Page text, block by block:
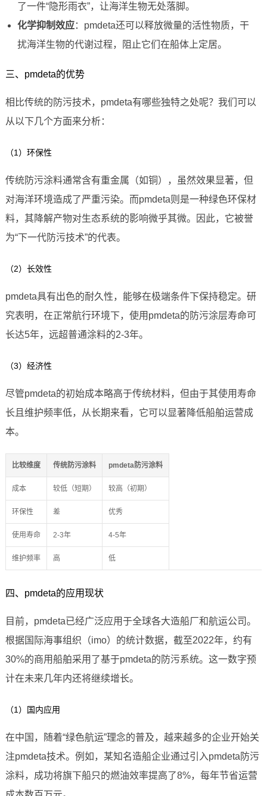
了一件“隐形雨衣”，让海洋生物无处落脚。
化学抑制效应：pmdeta还可以释放微量的活性物质，干
扰海洋生物的代谢过程，阻止它们在船体上定居。
三、pmdeta的优势
相比传统的防污技术，pmdeta有哪些独特之处呢？我们可以
从以下几个方面来分析：
（1）环保性
传统防污涂料通常含有重金属（如铜），虽然效果显著，但
对海洋环境造成了严重污染。而pmdeta则是一种绿色环保材
料，其降解产物对生态系统的影响微乎其微。因此，它被誉
为“下一代防污技术”的代表。
（2）长效性
pmdeta具有出色的耐久性，能够在极端条件下保持稳定。研
究表明，在正常航行环境下，使用pmdeta的防污涂层寿命可
长达5年，远超普通涂料的2-3年。
（3）经济性
尽管pmdeta的初始成本略高于传统材料，但由于其使用寿命
长且维护频率低，从长期来看，它可以显著降低船舶运营成
本。
比较维度 传统防污涂料 pmdeta防污涂料
成本 较低（短期） 较高（初期）
环保性 差 优秀
使用寿命 2-3年 4-5年
维护频率 高 低
四、pmdeta的应用现状
目前，pmdeta已经广泛应用于全球各大造船厂和航运公司。
根据国际海事组织（imo）的统计数据，截至2022年，约有
30%的商用船舶采用了基于pmdeta的防污系统。这一数字预
计在未来几年内还将继续增长。
（1）国内应用
在中国，随着“绿色航运”理念的普及，越来越多的企业开始关
注pmdeta技术。例如，某知名造船企业通过引入pmdeta防污
涂料，成功将旗下船只的燃油效率提高了8%，每年节省运营